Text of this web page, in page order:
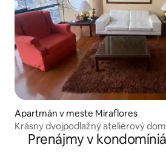
Apartmán v meste Miraflores
Krásny dvojpodlažný ateliérový
Miraflores
Prenájmy v